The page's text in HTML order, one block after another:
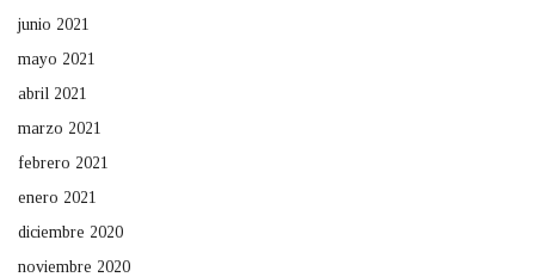
junio 2021
mayo 2021
abril 2021
marzo 2021
febrero 2021
enero 2021
diciembre 2020
noviembre 2020